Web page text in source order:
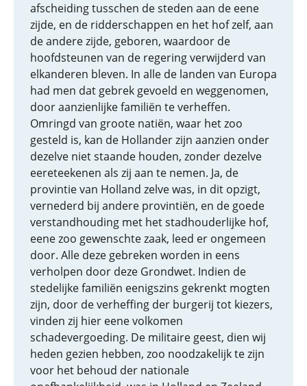
afscheiding tusschen de steden aan de eene
zijde, en de ridderschappen en het hof zelf, aan
de andere zijde, geboren, waardoor de
hoofdsteunen van de regering verwijderd van
elkanderen bleven. In alle de landen van Europa
had men dat gebrek gevoeld en weggenomen,
door aanzienlijke familiën te verheffen.
Omringd van groote natiën, waar het zoo
gesteld is, kan de Hollander zijn aanzien onder
dezelve niet staande houden, zonder dezelve
eereteekenen als zij aan te nemen. Ja, de
provintie van Holland zelve was, in dit opzigt,
vernederd bij andere provintiën, en de goede
verstandhouding met het stadhouderlijke hof,
eene zoo gewenschte zaak, leed er ongemeen
door. Alle deze gebreken worden in eens
verholpen door deze Grondwet. Indien de
stedelijke familiën eenigszins gekrenkt mogten
zijn, door de verheffing der burgerij tot kiezers,
vinden zij hier eene volkomen
schadevergoeding. De militaire geest, dien wij
heden gezien hebben, zoo noodzakelijk te zijn
voor het behoud der nationale